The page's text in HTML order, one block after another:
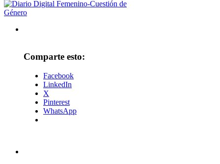
Comparte esto:
Facebook
LinkedIn
X
Pinterest
WhatsApp